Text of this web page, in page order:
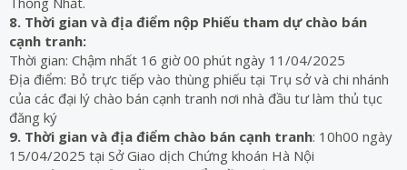
8. Thời gian và địa điểm nộp Phiếu tham dự chào bán
cạnh tranh:
Thời gian: Chậm nhất 16 giờ 00 phút ngày 11/04/2025
Địa điểm: Bỏ trực tiếp vào thùng phiếu tại Trụ sở và chi nhánh
của các đại lý chào bán cạnh tranh nơi nhà đầu tư làm thủ tục
đăng ký
9. Thời gian và địa điểm chào bán cạnh tranh: 10h00 ngày
15/04/2025 tại Sở Giao dịch Chứng khoán Hà Nội